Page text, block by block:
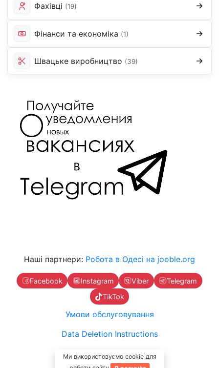
Ми використовуємо cookie для
Фахівці (19)
Фінанси та економіка (1)
Швацьке виробництво (39)
Наші партнери: Робота в Одесі на jooble.org
Facebook Instagram Viber
Telegram
TikTok
Умови обслуговування
Data Deletion Instructions
Зв'яжіться з нами